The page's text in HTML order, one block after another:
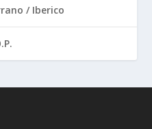
/ Iberico